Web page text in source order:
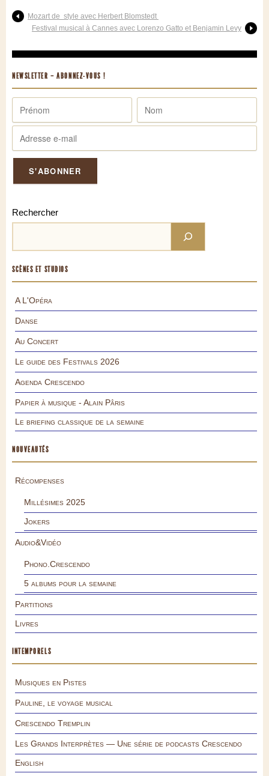
Mozart de style avec Herbert Blomstedt
Festival musical à Cannes avec Lorenzo Gatto et Benjamin Levy
NEWSLETTER – ABONNEZ-VOUS !
Rechercher
SCÈNES ET STUDIOS
A L'Opéra
Danse
Au Concert
Le guide des Festivals 2026
Agenda Crescendo
Papier à musique - Alain Pâris
Le briefing classique de la semaine
NOUVEAUTÉS
Récompenses
Millésimes 2025
Jokers
Audio&Vidéo
Phono.Crescendo
5 albums pour la semaine
Partitions
Livres
INTEMPORELS
Musiques en Pistes
Pauline, le voyage musical
Crescendo Tremplin
Les Grands Interprètes — Une série de podcasts Crescendo
English